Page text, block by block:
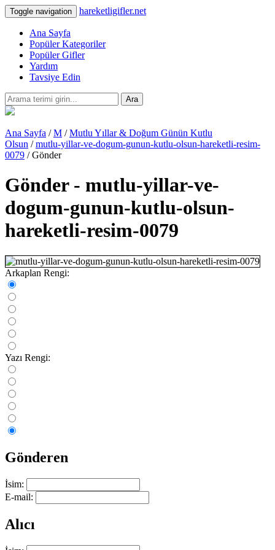
Toggle navigation hareketligifler.net
Ana Sayfa
Popüler Kategoriler
Popüler Gifler
Yardım
Tavsiye Edin
Ara
Ana Sayfa /M /Mutlu Yıllar & Doğum Günün Kutlu
Olsun /mutlu-yillar-ve-dogum-gunun-kutlu-olsun-hareketli-resim-
0079 / Gönder
Gönder - mutlu-yillar-ve-
dogum-gunun-kutlu-olsun-
hareketli-resim-0079
Arkaplan Rengi:
Yazı Rengi:
Gönderen
İsim:
E-mail:
Alıcı